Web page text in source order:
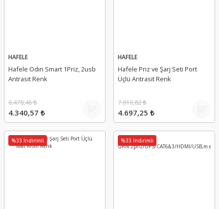
HAFELE
Hafele Odın Smart 1Priz, 2usb
Antrasit Renk
4.340,57 ₺
6.478,46 ₺
HAFELE
Hafele Priz ve Şarj Seti Port
Üçlü Antrasit Renk
4.697,25 ₺
7.010,82 ₺
%33 İndirimli %33 İndirimli